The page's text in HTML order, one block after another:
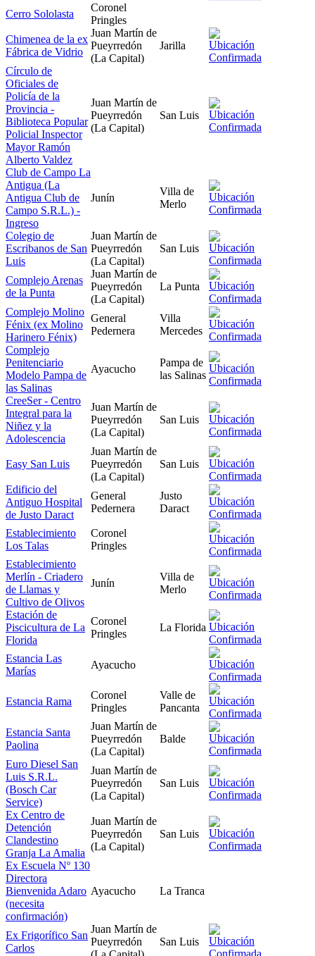
Cerro Sololasta
Coronel
Pringles
Chimenea de la ex
Fábrica de Vidrio
Juan Martín de
Pueyrredón
(La Capital)
Jarilla
Círculo de
Oficiales de
Policía de la
Provincia -
Biblioteca Popular
Policial Inspector
Mayor Ramón
Alberto Valdez
Juan Martín de
Pueyrredón
(La Capital)
San Luis
Club de Campo La
Antigua (La
Antigua Club de
Campo S.R.L.) -
Ingreso
Junín
Villa de
Merlo
Colegio de
Escribanos de San
Luis
Juan Martín de
Pueyrredón
(La Capital)
San Luis
Complejo Arenas
de la Punta
Juan Martín de
Pueyrredón
(La Capital)
La Punta
Complejo Molino
Fénix (ex Molino
Harinero Fénix)
General
Pedernera
Villa
Mercedes
Complejo
Penitenciario
Modelo Pampa de
las Salinas
Ayacucho
Pampa de
las Salinas
CreeSer - Centro
Integral para la
Niñez y la
Adolescencia
Juan Martín de
Pueyrredón
(La Capital)
San Luis
Easy San Luis
Juan Martín de
Pueyrredón
(La Capital)
San Luis
Edificio del
Antiguo Hospital
de Justo Daract
General
Pedernera
Justo
Daract
Establecimiento
Los Talas
Coronel
Pringles
Establecimiento
Merlín - Criadero
de Llamas y
Cultivo de Olivos
Junín
Villa de
Merlo
Estación de
Piscicultura de La
Florida
Coronel
Pringles
La Florida
Estancia Las
Marías
Ayacucho
Estancia Rama
Coronel
Pringles
Valle de
Pancanta
Estancia Santa
Paolina
Juan Martín de
Pueyrredón
(La Capital)
Balde
Euro Diesel San
Luis S.R.L.
(Bosch Car
Service)
Juan Martín de
Pueyrredón
(La Capital)
San Luis
Ex Centro de
Detención
Clandestino
Granja La Amalia
Juan Martín de
Pueyrredón
(La Capital)
San Luis
Ex Escuela Nº 130
Directora
Bienvenida Adaro
(necesita
confirmación)
Ayacucho La Tranca
Ex Frigorífico San
Carlos
Juan Martín de
Pueyrredón
San Luis